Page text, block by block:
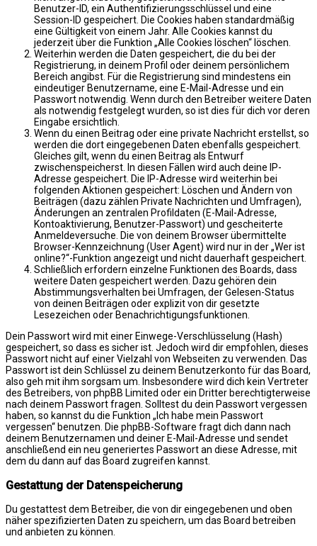
Benutzer-ID, ein Authentifizierungsschlüssel und eine
Session-ID gespeichert. Die Cookies haben standardmäßig
eine Gültigkeit von einem Jahr. Alle Cookies kannst du
jederzeit über die Funktion „Alle Cookies löschen“ löschen.
Weiterhin werden die Daten gespeichert, die du bei der
Registrierung, in deinem Profil oder deinem persönlichem
Bereich angibst. Für die Registrierung sind mindestens ein
eindeutiger Benutzername, eine E-Mail-Adresse und ein
Passwort notwendig. Wenn durch den Betreiber weitere Daten
als notwendig festgelegt wurden, so ist dies für dich vor deren
Eingabe ersichtlich.
Wenn du einen Beitrag oder eine private Nachricht erstellst, so
werden die dort eingegebenen Daten ebenfalls gespeichert.
Gleiches gilt, wenn du einen Beitrag als Entwurf
zwischenspeicherst. In diesen Fällen wird auch deine IP-
Adresse gespeichert. Die IP-Adresse wird weiterhin bei
folgenden Aktionen gespeichert: Löschen und Ändern von
Beiträgen (dazu zählen Private Nachrichten und Umfragen),
Änderungen an zentralen Profildaten (E-Mail-Adresse,
Kontoaktivierung, Benutzer-Passwort) und gescheiterte
Anmeldeversuche. Die von deinem Browser übermittelte
Browser-Kennzeichnung (User Agent) wird nur in der „Wer ist
online?“-Funktion angezeigt und nicht dauerhaft gespeichert.
Schließlich erfordern einzelne Funktionen des Boards, dass
weitere Daten gespeichert werden. Dazu gehören dein
Abstimmungsverhalten bei Umfragen, der Gelesen-Status
von deinen Beiträgen oder explizit von dir gesetzte
Lesezeichen oder Benachrichtigungsfunktionen.
Dein Passwort wird mit einer Einwege-Verschlüsselung (Hash)
gespeichert, so dass es sicher ist. Jedoch wird dir empfohlen, dieses
Passwort nicht auf einer Vielzahl von Webseiten zu verwenden. Das
Passwort ist dein Schlüssel zu deinem Benutzerkonto für das Board,
also geh mit ihm sorgsam um. Insbesondere wird dich kein Vertreter
des Betreibers, von phpBB Limited oder ein Dritter berechtigterweise
nach deinem Passwort fragen. Solltest du dein Passwort vergessen
haben, so kannst du die Funktion „Ich habe mein Passwort
vergessen“ benutzen. Die phpBB-Software fragt dich dann nach
deinem Benutzernamen und deiner E-Mail-Adresse und sendet
anschließend ein neu generiertes Passwort an diese Adresse, mit
dem du dann auf das Board zugreifen kannst.
Gestattung der Datenspeicherung
Du gestattest dem Betreiber, die von dir eingegebenen und oben
näher spezifizierten Daten zu speichern, um das Board betreiben
und anbieten zu können.